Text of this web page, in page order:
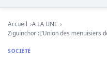
Accueil
A LA UNE
Ziguinchor :L’Union des
SOCIÉTÉ